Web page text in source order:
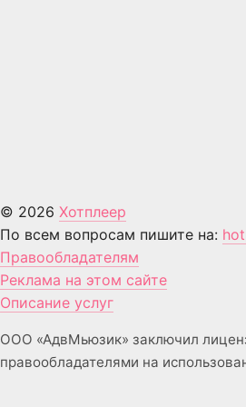
© 2026 Хотплеер
По всем вопросам пишите на:
Правообладателям
Реклама на этом сайте
Описание услуг
ООО «АдвМьюзик» заключил
правообладателями на